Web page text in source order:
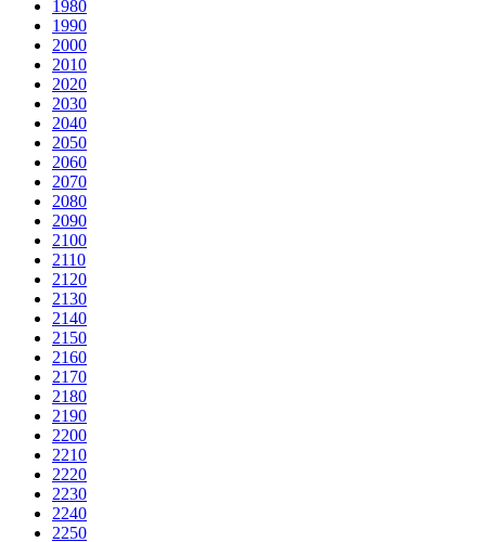
1980
1990
2000
2010
2020
2030
2040
2050
2060
2070
2080
2090
2100
2110
2120
2130
2140
2150
2160
2170
2180
2190
2200
2210
2220
2230
2240
2250